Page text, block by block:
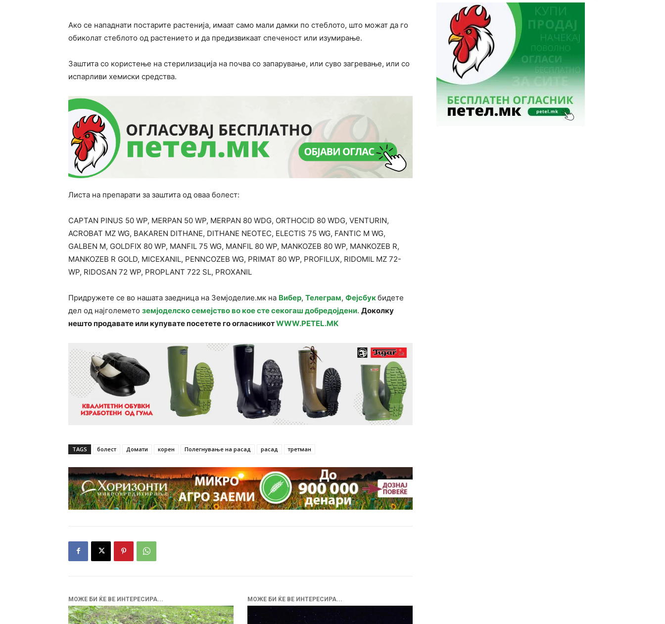
Ако се нападнати постарите растенија, имаат само мали дамки по стеблото, што можат да го
обиколат стеблото од растението и да предизвикаат спеченост или изумирање.
Заштита со користење на стерилизација на почва со запарување, или суво загревање, или со
испарливи хемиски средства.
Листа на препарати за заштита од оваа болест:
CAPTAN PINUS 50 WP, MERPAN 50 WP, MERPAN 80 WDG, ORTHOCID 80 WDG, VENTURIN,
ACROBAT MZ WG, BAKAREN DITHANE, DITHANE NEOTEC, ELECTIS 75 WG, FANTIC M WG,
GALBEN M, GOLDFIX 80 WP, MANFIL 75 WG, MANFIL 80 WP, MANKOZEB 80 WP, MANKOZEB R,
MANKOZEB R GOLD, MICEXANIL, PENNCOZEB WG, PRIMAT 80 WP, PROFILUX, RIDOMIL MZ 72-
WP, RIDOSAN 72 WP, PROPLANT 722 SL, PROXANIL
Придружете се во нашата заедница на Земјоделие.мк на Вибер, Телеграм, Фејсбукбидете
дел од најголемето земјоделско семејство во кое сте секогаш добредојдени. Доколку
нешто продавате или купувате посетете го огласникотWWW.PETEL.MK
TAGS болест Домати корен Полегнување на расад расад третман
МОЖЕ БИ ЌЕ ВЕ ИНТЕРЕСИРА... МОЖЕ БИ ЌЕ ВЕ ИНТЕРЕСИРА...